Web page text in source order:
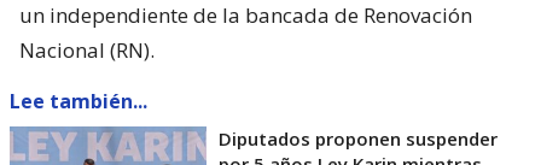
un independiente de la bancada de Renovación
Nacional (RN).
Lee también...
Diputados proponen suspender